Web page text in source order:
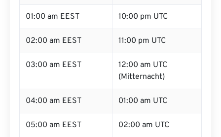
01:00 am EEST 10:00 pm UTC
02:00 am EEST 11:00 pm UTC
03:00 am EEST
12:00 am UTC
(Mitternacht)
04:00 am EEST 01:00 am UTC
05:00 am EEST 02:00 am UTC